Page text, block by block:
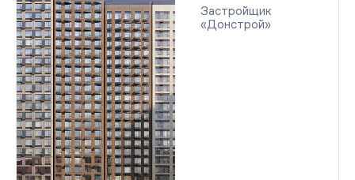
Застройщик
«Донстрой»